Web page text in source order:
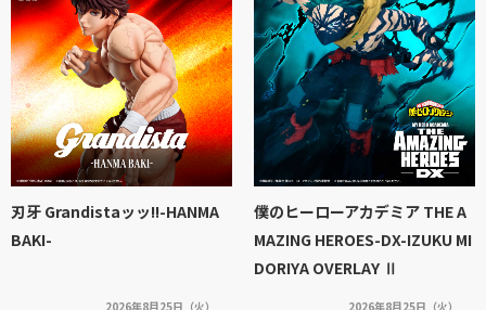
刃牙 Grandistaッッ!!-HANMA
BAKI-
2026年8月25日（火）
僕のヒーローアカデミア THE A
MAZING HEROES-DX-IZUKU MI
DORIYA OVERLAY Ⅱ
2026年8月25日（火）